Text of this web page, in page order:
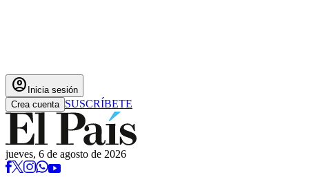
account_circle Inicia sesión
Crea cuenta SUSCRÍBETE
jueves, 6 de agosto de 2026